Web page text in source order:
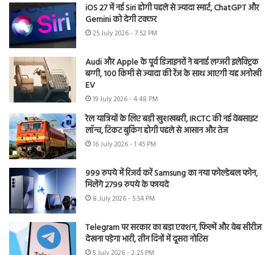
iOS 27 में नई Siri होगी पहले से ज्यादा स्मार्ट, ChatGPT और
Gemini को देगी टक्कर
25 July 2026 - 7:52 PM
Audi और Apple के पूर्व डिजाइनरों ने बनाई लग्जरी इलेक्ट्रिक
बग्गी, 100 किमी से ज्यादा की रेंज के साथ आएगी यह अनोखी
EV
19 July 2026 - 4:48 PM
रेल यात्रियों के लिए बड़ी खुशखबरी, IRCTC की नई वेबसाइट
लॉन्च, टिकट बुकिंग होगी पहले से आसान और तेज
16 July 2026 - 1:45 PM
999 रुपये में रिजर्व करें Samsung का नया फोल्डेबल फोन,
मिलेंगे 2799 रुपये के फायदे
8 July 2026 - 5:54 PM
Telegram पर सरकार का बड़ा एक्शन, फिल्में और वेब सीरीज
देखना पड़ेगा भारी, तीन दिनों में दूसरा नोटिस